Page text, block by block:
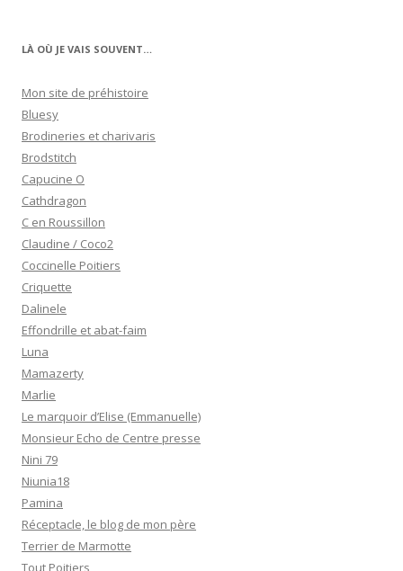
LÀ OÙ JE VAIS SOUVENT…
Mon site de préhistoire
Bluesy
Brodineries et charivaris
Brodstitch
Capucine O
Cathdragon
C en Roussillon
Claudine / Coco2
Coccinelle Poitiers
Criquette
Dalinele
Effondrille et abat-faim
Luna
Mamazerty
Marlie
Le marquoir d’Elise (Emmanuelle)
Monsieur Echo de Centre presse
Nini 79
Niunia18
Pamina
Réceptacle, le blog de mon père
Terrier de Marmotte
Tout Poitiers